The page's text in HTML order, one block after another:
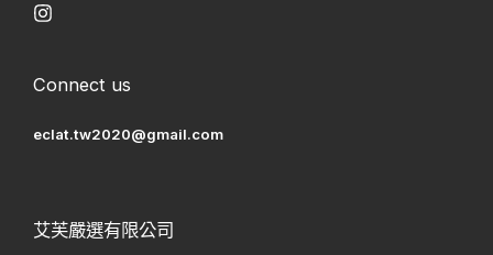
Connect us
eclat.tw2020@gmail.com
艾芙嚴選有限公司